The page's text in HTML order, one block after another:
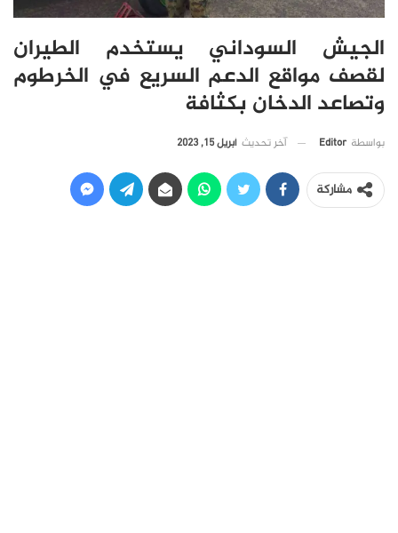
الجيش السوداني يستخدم الطيران
لقصف مواقع الدعم السريع في الخرطوم
وتصاعد الدخان بكثافة
بواسطة Editor آخر تحديث أبريل 15, 2023
مشاركة